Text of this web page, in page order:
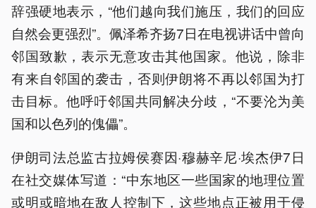
辞强硬地表示，“他们越向我们施压，我们的回应
自然会更强烈”。佩泽希齐扬7日在电视讲话中曾向
邻国致歉，表示无意攻击其他国家。他说，除非
有来自邻国的袭击，否则伊朗将不再以邻国为打
击目标。他呼吁邻国共同解决分歧，“不要沦为美
国和以色列的傀儡”。
伊朗司法总监古拉姆侯赛因·穆赫辛尼·埃杰伊7日
在社交媒体写道：“中东地区一些国家的地理位置
或明或暗地在敌人控制下，这些地点正被用于侵